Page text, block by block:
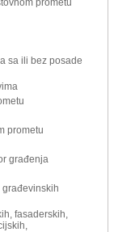
sa ili bez posade
prometu
građenja
fasaderskih,